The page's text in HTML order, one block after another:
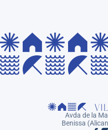
Avda de la
Benissa